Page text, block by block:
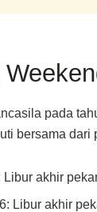
pada
bersama
Libur akhir
Libur akhir